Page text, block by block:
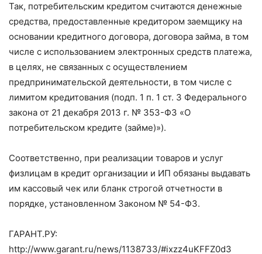
Так, потребительским кредитом считаются денежные
средства, предоставленные кредитором заемщику на
основании кредитного договора, договора займа, в том
числе с использованием электронных средств платежа,
в целях, не связанных с осуществлением
предпринимательской деятельности, в том числе с
лимитом кредитования (подп. 1 п. 1 ст. 3 Федерального
закона от 21 декабря 2013 г. № 353-ФЗ «О
потребительском кредите (займе)»).
Соответственно, при реализации товаров и услуг
физлицам в кредит организации и ИП обязаны выдавать
им кассовый чек или бланк строгой отчетности в
порядке, установленном Законом № 54-ФЗ.
ГАРАНТ.РУ:
http://www.garant.ru/news/1138733/#ixzz4uKFFZ0d3